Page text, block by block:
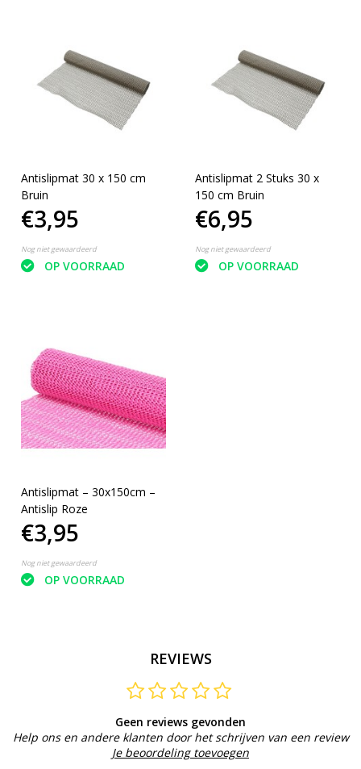
Antislipmat 30 x 150 cm
Bruin
€3,95
Nog niet gewaardeerd
OP VOORRAAD
Antislipmat 2 Stuks 30 x
150 cm Bruin
€6,95
Nog niet gewaardeerd
OP VOORRAAD
Antislipmat – 30x150cm –
Antislip Roze
€3,95
Nog niet gewaardeerd
OP VOORRAAD
REVIEWS
Geen reviews gevonden
Help ons en andere klanten door het schrijven van een review
Je beoordeling toevoegen